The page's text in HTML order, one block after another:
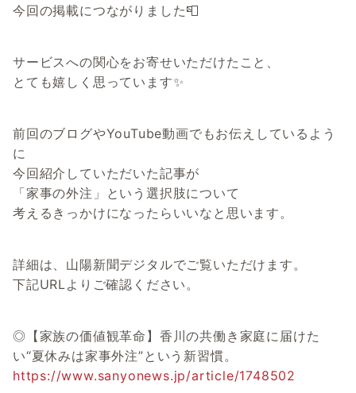
今回の掲載につながりました📮
サービスへの関心をお寄せいただけたこと、
とても嬉しく思っています✨
前回のブログやYouTube動画でもお伝えしているよう
に
今回紹介していただいた記事が
「家事の外注」という選択肢について
考えるきっかけになったらいいなと思います。
詳細は、山陽新聞デジタルでご覧いただけます。
下記URLよりご確認ください。
◎【家族の価値観革命】香川の共働き家庭に届けた
い“夏休みは家事外注”という新習慣。
https://www.sanyonews.jp/article/1748502